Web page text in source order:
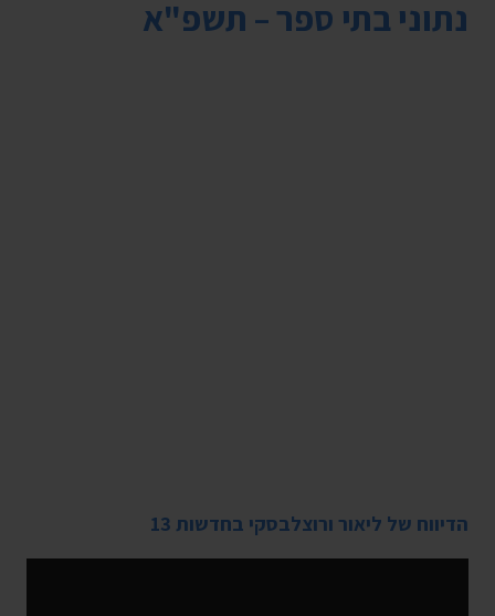
נתוני בתי ספר – תשפ"א
הדיווח של ליאור ורוצלבסקי בחדשות 13